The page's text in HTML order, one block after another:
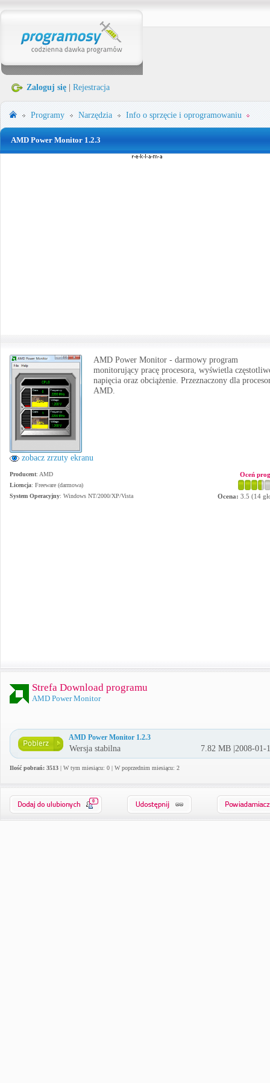
Zaloguj się Rejestracja
Programy Narzędzia Info o sprzęcie i oprogramowaniu
AMD Power Monitor 1.2.3
zobacz zrzuty ekranu
AMD Power Monitor - darmowy program
monitorujący pracę procesora, wyświetla
napięcia oraz obciążenie. Przeznaczony dla
AMD.
Producent: AMD
Licencja: Freeware (darmowa)
System Operacyjny: Windows NT/2000/XP/Vista
Oceń
Ocena: 3.5 (14
Strefa Download programu
AMD Power Monitor
AMD Power Monitor 1.2.3
Wersja stabilna 7.82 MB |2008-01-
Ilość pobrań: 3513 | W tym miesiącu: 0 | W poprzednim miesiącu: 2
0